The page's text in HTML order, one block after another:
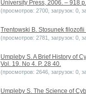
University Press, 2006. – 918 p.
(просмотров: 2700, загрузок: 0,
Trentowski B. Stosunek
(просмотров: 2781, загрузок: 0,
Umpleby S. A Brief History of
Vol. 19. No 4. P. 28 40.
(просмотров: 2646, загрузок: 0,
Umpleby S. The Science of